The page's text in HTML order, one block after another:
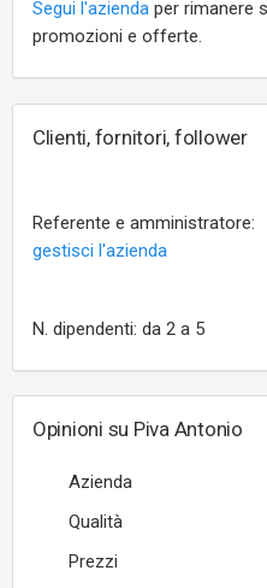
Segui l'azienda per rimanere
promozioni e offerte.
Clienti, fornitori, follower
Referente e amministratore:
gestisci l'azienda
N. dipendenti: da 2 a 5
Opinioni su Piva Antonio
Azienda
Qualità
Prezzi